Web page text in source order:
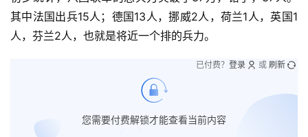
其中法国出兵15人；德国13人，挪威2人，荷兰1人，英国1
人，芬兰2人，也就是将近一个排的兵力。
您需要付费解锁才能查看当前内容
已付费？ 登录 或 刷新